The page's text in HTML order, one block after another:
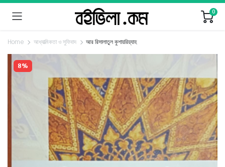
0
Home আধ্যাত্মিকতা ও সুফিবাদ আর রিসালাতুল কুশায়রিয়্যাহ
8%